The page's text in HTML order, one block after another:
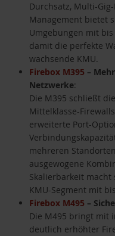
Durchsatz, Multi-
Management bietet
Umgebungen mit
damit die perfekte
wachsende KMU.
Firebox M395 –
Netzwerke:
Die M395 schließt
Mittelklasse-
erweiterte Port-
mehreren
ausgewogene
Skalierbarkeit
KMU-Segment mit
Firebox M495 –
Die M495 bringt mit
deutlich erhöhter